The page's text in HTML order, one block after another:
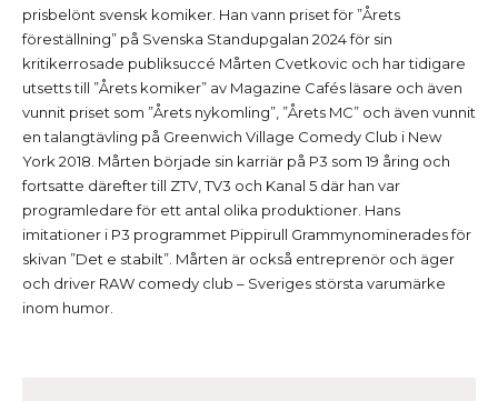
prisbelönt svensk komiker. Han vann priset för ”Årets
föreställning” på Svenska Standupgalan 2024 för sin
kritikerrosade publiksuccé Mårten Cvetkovic och har tidigare
utsetts till ”Årets komiker” av Magazine Cafés läsare och även
vunnit priset som ”Årets nykomling”, ”Årets MC” och även vunnit
en talangtävling på Greenwich Village Comedy Club i New
York 2018. Mårten började sin karriär på P3 som 19 åring och
fortsatte därefter till ZTV, TV3 och Kanal 5 där han var
programledare för ett antal olika produktioner. Hans
imitationer i P3 programmet Pippirull Grammynominerades för
skivan ”Det e stabilt”. Mårten är också entreprenör och äger
och driver RAW comedy club – Sveriges största varumärke
inom humor.